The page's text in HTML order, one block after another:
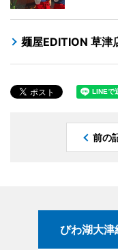
麺屋EDITION 草津
前の
びわ湖大津